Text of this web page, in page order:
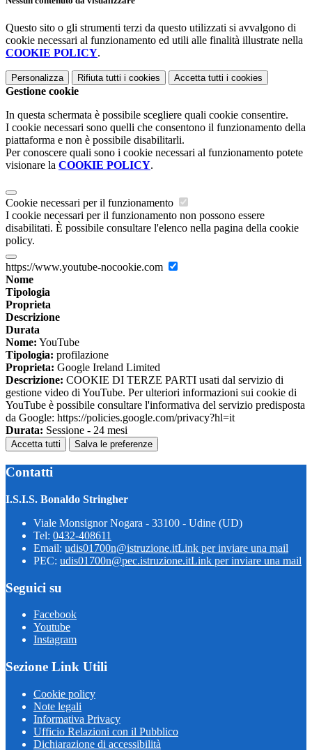
Questo sito o gli strumenti terzi da questo utilizzati si avvalgono di
cookie necessari al funzionamento ed utili alle finalità illustrate nella
COOKIE POLICY.
Personalizza Rifiuta tutti i cookies Accetta tutti i cookies
Gestione cookie
In questa schermata è possibile scegliere quali cookie consentire.
I cookie necessari sono quelli che consentono il funzionamento della
piattaforma e non è possibile disabilitarli.
Per conoscere quali sono i cookie necessari al funzionamento potete
visionare la COOKIE POLICY.
Cookie necessari per il funzionamento
I cookie necessari per il funzionamento non possono essere
disabilitati. È possibile consultare l'elenco nella pagina della cookie
policy.
https://www.youtube-nocookie.com
Nome
Tipologia
Proprieta
Descrizione
Durata
Nome: YouTube
Tipologia: profilazione
Proprieta: Google Ireland Limited
Descrizione: COOKIE DI TERZE PARTI usati dal servizio di
gestione video di YouTube. Per ulteriori informazioni sui cookie di
YouTube è possibile consultare l'informativa del servizio predisposta
da Google: https://policies.google.com/privacy?hl=it
Durata: Sessione - 24 mesi
Accetta tutti Salva le preferenze
Contatti
I.S.I.S. Bonaldo Stringher
Viale Monsignor Nogara - 33100 - Udine (UD)
Tel: 0432-408611
Email: udis01700n@istruzione.itLink per inviare una mail
PEC: udis01700n@pec.istruzione.itLink per inviare una mail
Seguici su
Facebook
Youtube
Instagram
Sezione Link Utili
Cookie policy
Note legali
Informativa Privacy
Ufficio Relazioni con il Pubblico
Dichiarazione di accessibilità